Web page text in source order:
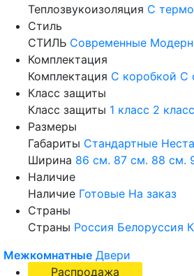
Теплозвукоизоляция С
Стиль
СТИЛЬ Современные Модерн
Комплектация
Комплектация С коробкой С
Класс защиты
Класс защиты 1 класс 2 класс
Размеры
Габариты Стандартные
Ширина 86 см. 87 см. 88 см.
Наличие
Наличие Готовые На заказ
Страны
Страны Россия Белоруссия
Межкомнатные Двери
Распродажа